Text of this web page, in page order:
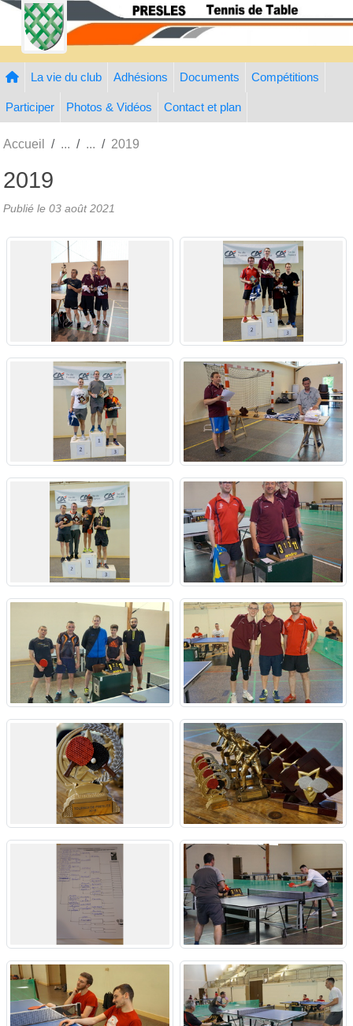
La vie du club Adhésions Documents Compétitions
Participer Photos & Vidéos Contact et plan
Accueil 2019
2019
Publié le 03 août 2021
Panneau de gestion des cookies